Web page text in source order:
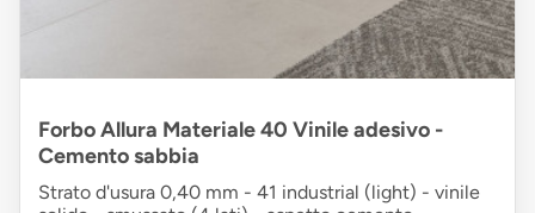
Forbo Allura Materiale 40 Vinile adesivo -
Cemento sabbia
Strato d'usura 0,40 mm - 41 industrial (light) - vinile